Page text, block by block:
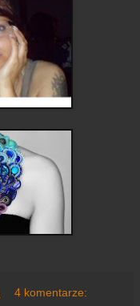
4 komentarze: